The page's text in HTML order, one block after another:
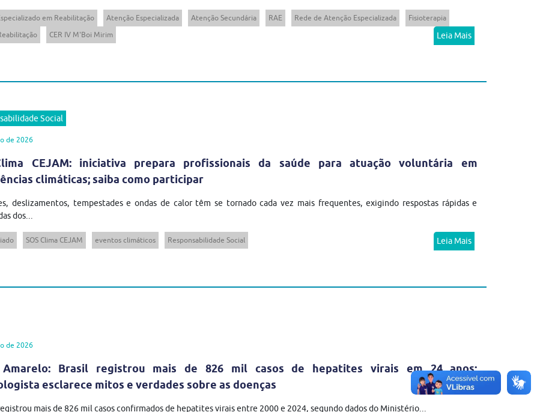
em Reabilitação Atenção Especializada Atenção Secundária RAE Rede de Atenção Especializada
Fisioterapia
CER IV M'Boi Mirim Leia Mais
Social
de 2026
CEJAM: iniciativa prepara profissionais da saúde para atuação voluntária em
climáticas; saiba como participar
deslizamentos, tempestades e ondas de calor têm se tornado cada vez mais frequentes, exigindo respostas rápidas e
dos...
SOS Clima CEJAM eventos climáticos Responsabilidade Social Leia Mais
de 2026
Brasil registrou mais de 826 mil casos de hepatites virais em 24 anos;
esclarece mitos e verdades sobre as doenças
mais de 826 mil casos confirmados de hepatites virais entre 2000 e 2024, segundo dados do Ministério...